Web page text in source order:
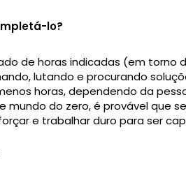
lo?
de horas indicadas (em torno
lutando e procurando
horas, dependendo da
do zero, é provável que
e trabalhar duro para ser